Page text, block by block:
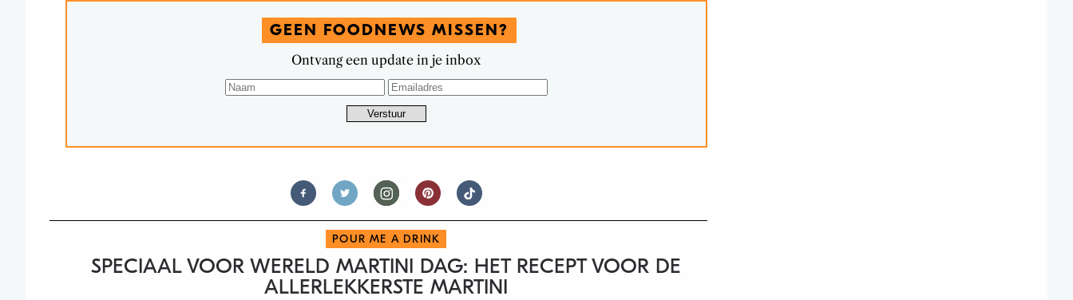
GEEN FOODNEWS MISSEN?
Ontvang een update in je inbox
POUR ME A DRINK
SPECIAAL VOOR WERELD MARTINI DAG: HET RECEPT VOOR DE
ALLERLEKKERSTE MARTINI